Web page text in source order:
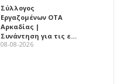
Σύλλογος
Εργαζομένων ΟΤΑ
Αρκαδίας |
Συνάντηση για τις ε…
08-08-2026